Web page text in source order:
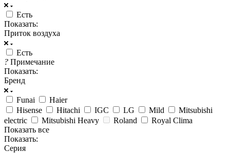
Есть
Показать:
Приток воздуха
Есть
? Примечание
Показать:
Бренд
Funai
Haier
Hisense
Hitachi IGC LG Mild
Mitsubishi
electric
Mitsubishi Heavy Roland
Royal Clima
Показать все
Показать:
Серия